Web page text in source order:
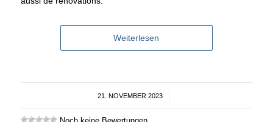
Weiterlesen
21. NOVEMBER 2023
/